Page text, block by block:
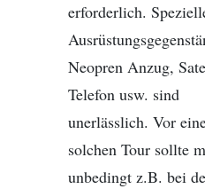
erforderlich.
Neopren Anzug,
Telefon usw. sind
unerlässlich. Vor
solchen Tour sollte
unbedingt z.B. bei